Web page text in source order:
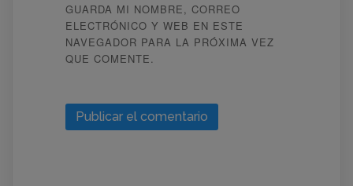
GUARDA MI NOMBRE, CORREO
ELECTRÓNICO Y WEB EN ESTE
NAVEGADOR PARA LA PRÓXIMA VEZ
QUE COMENTE.